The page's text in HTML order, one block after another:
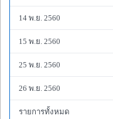
14 พ.ย. 2560
15 พ.ย. 2560
25 พ.ย. 2560
26 พ.ย. 2560
รายการทั้งหมด